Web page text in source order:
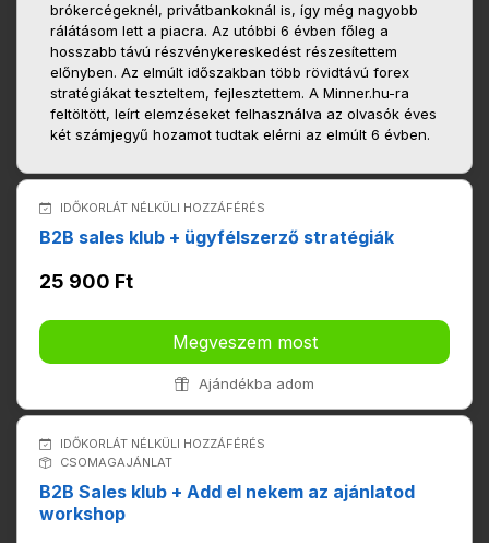
brókercégeknél, privátbankoknál is, így még nagyobb
rálátásom lett a piacra. Az utóbbi 6 évben főleg a
hosszabb távú részvénykereskedést részesítettem
előnyben. Az elmúlt időszakban több rövidtávú forex
stratégiákat teszteltem, fejlesztettem. A Minner.hu-ra
feltöltött, leírt elemzéseket felhasználva az olvasók éves
két számjegyű hozamot tudtak elérni az elmúlt 6 évben.
IDŐKORLÁT NÉLKÜLI HOZZÁFÉRÉS
B2B sales klub + ügyfélszerző stratégiák
25 900 Ft
Megveszem most
Ajándékba adom
IDŐKORLÁT NÉLKÜLI HOZZÁFÉRÉS
CSOMAGAJÁNLAT
B2B Sales klub + Add el nekem az ajánlatod
workshop